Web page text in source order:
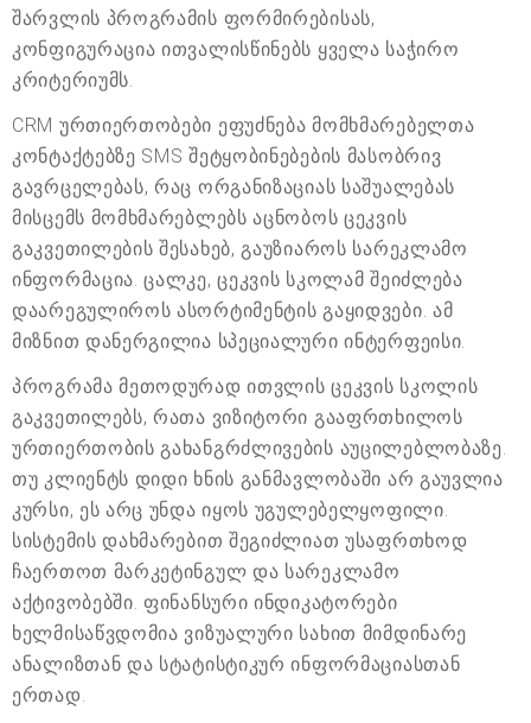
შარვლის პროგრამის ფორმირებისას,
კონფიგურაცია ითვალისწინებს ყველა საჭირო
კრიტერიუმს.
CRM ურთიერთობები ეფუძნება მომხმარებელთა
კონტაქტებზე SMS შეტყობინებების მასობრივ
გავრცელებას, რაც ორგანიზაციას საშუალებას
მისცემს მომხმარებლებს აცნობოს ცეკვის
გაკვეთილების შესახებ, გაუზიაროს სარეკლამო
ინფორმაცია. ცალკე, ცეკვის სკოლამ შეიძლება
დაარეგულიროს ასორტიმენტის გაყიდვები. ამ
მიზნით დანერგილია სპეციალური ინტერფეისი.
პროგრამა მეთოდურად ითვლის ცეკვის სკოლის
გაკვეთილებს, რათა ვიზიტორი გააფრთხილოს
ურთიერთობის გახანგრძლივების აუცილებლობაზე.
თუ კლიენტს დიდი ხნის განმავლობაში არ გაუვლია
კურსი, ეს არც უნდა იყოს უგულებელყოფილი.
სისტემის დახმარებით შეგიძლიათ უსაფრთხოდ
ჩაერთოთ მარკეტინგულ და სარეკლამო
აქტივობებში. ფინანსური ინდიკატორები
ხელმისაწვდომია ვიზუალური სახით მიმდინარე
ანალიზთან და სტატისტიკურ ინფორმაციასთან
ერთად.